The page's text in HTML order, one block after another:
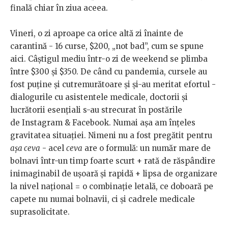
finală chiar în ziua aceea.
Vineri, o zi aproape ca orice altă zi înainte de
carantină - 16 curse, $200, „not bad”, cum se spune
aici. Câștigul mediu într-o zi de weekend se plimba
între $300 și $350. De când cu pandemia, cursele au
fost puține și cutremurătoare și și-au meritat efortul -
dialogurile cu asistentele medicale, doctorii și
lucrătorii esențiali s-au strecurat în postările
de Instagram & Facebook. Numai așa am înțeles
gravitatea situației. Nimeni nu a fost pregătit pentru
așa ceva - acel ceva are o formulă: un număr mare de
bolnavi într-un timp foarte scurt + rată de răspândire
inimaginabil de ușoară și rapidă + lipsa de organizare
la nivel național = o combinație letală, ce doboară pe
capete nu numai bolnavii, ci și cadrele medicale
suprasolicitate.